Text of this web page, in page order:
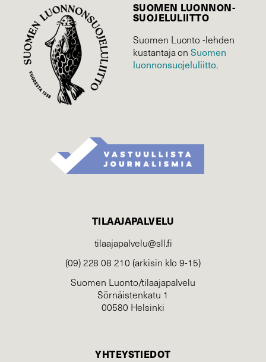
SUOMEN LUONNON­
SUOJELU­LIITTO
Suomen Luonto -lehden
kustantaja onSuomen
luonnonsuojelu­liitto.
TILAAJAPALVELU
tilaajapalvelu@sll.fi
(09) 228 08 210 (arkisin klo 9-15)
Suomen Luonto/tilaajapalvelu
Sörnäistenkatu 1
00580 Helsinki
YHTEYSTIEDOT